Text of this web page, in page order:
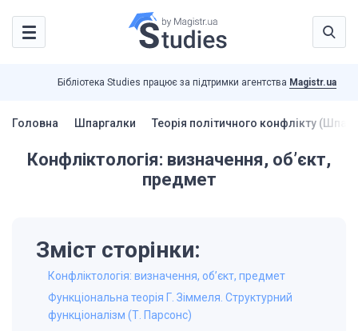
Бібліотека Studies працює за підтримки агентства Magistr.ua
Головна Шпаргалки Теорія політичного конфлікту
Конфліктологія: визначення, об’єкт,
предмет
Зміст сторінки:
Конфліктологія: визначення, об’єкт, предмет
Функціональна теорія Г. Зіммеля. Структурний
функціоналізм (Т. Парсонс)